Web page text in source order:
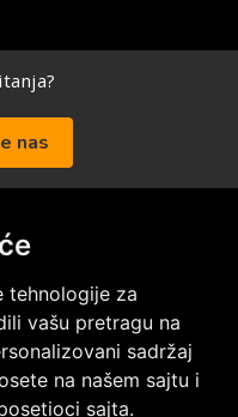
tehnologije za
vašu pretragu na
sadržaj
na našem sajtu i
sajta.
nas
mrežama